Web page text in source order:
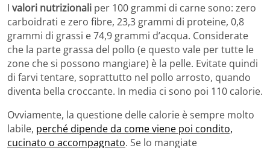
I valori nutrizionali per 100 grammi di carne sono: zero
carboidrati e zero fibre, 23,3 grammi di proteine, 0,8
grammi di grassi e 74,9 grammi d’acqua. Considerate
che la parte grassa del pollo (e questo vale per tutte le
zone che si possono mangiare) è la pelle. Evitate quindi
di farvi tentare, soprattutto nel pollo arrosto, quando
diventa bella croccante. In media ci sono poi 110 calorie.
Ovviamente, la questione delle calorie è sempre molto
labile, perché dipende da come viene poi condito,
cucinato o accompagnato. Se lo mangiate